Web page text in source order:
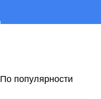
По популярности